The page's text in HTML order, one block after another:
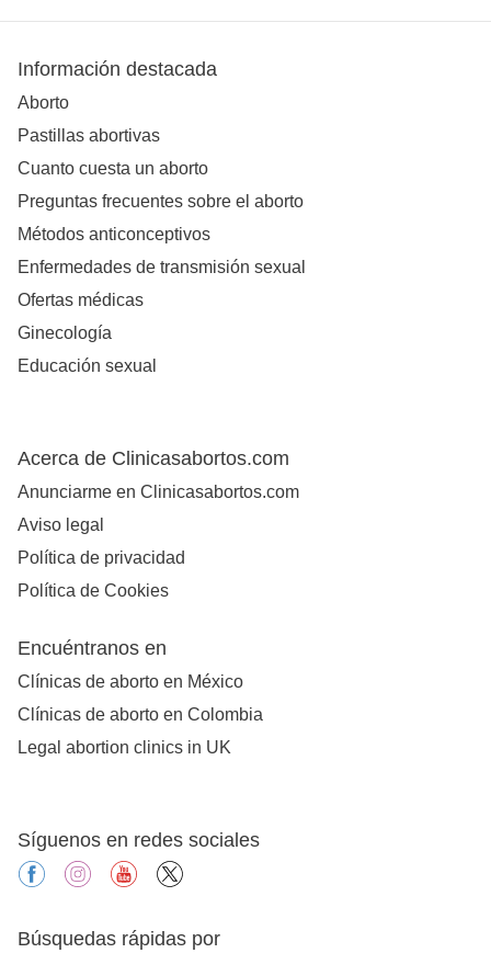
Información destacada
Aborto
Pastillas abortivas
Cuanto cuesta un aborto
Preguntas frecuentes sobre el aborto
Métodos anticonceptivos
Enfermedades de transmisión sexual
Ofertas médicas
Ginecología
Educación sexual
Acerca de Clinicasabortos.com
Anunciarme en Clinicasabortos.com
Aviso legal
Política de privacidad
Política de Cookies
Encuéntranos en
Clínicas de aborto en México
Clínicas de aborto en Colombia
Legal abortion clinics in UK
Síguenos en redes sociales
facebookinstagramyoutube
Búsquedas rápidas por